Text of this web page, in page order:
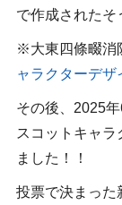
で作成されたそ
※大東四條畷消
ャラクターデザ
その後、2025
スコットキャ
ました！！
投票で決まっ